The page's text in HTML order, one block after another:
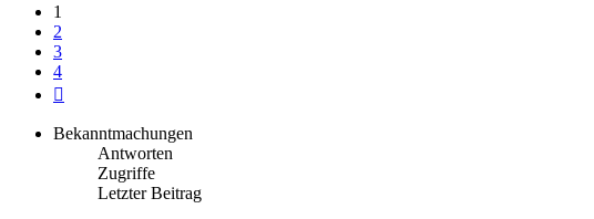
1
2
3
4
Bekanntmachungen
Antworten
Zugriffe
Letzter Beitrag